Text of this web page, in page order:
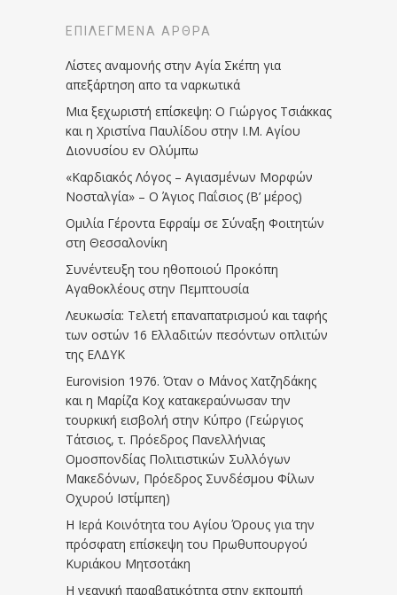
ΕΠΙΛΕΓΜΈΝΑ ΆΡΘΡΑ
Λίστες αναμονής στην Αγία Σκέπη για
απεξάρτηση απο τα ναρκωτικά
Μια ξεχωριστή επίσκεψη: Ο Γιώργος Τσιάκκας
και η Χριστίνα Παυλίδου στην Ι.Μ. Αγίου
Διονυσίου εν Ολύμπω
«Καρδιακός Λόγος – Αγιασμένων Μορφών
Νοσταλγία» – Ο Άγιος Παΐσιος (Β’ μέρος)
Ομιλία Γέροντα Εφραίμ σε Σύναξη Φοιτητών
στη Θεσσαλονίκη
Συνέντευξη του ηθοποιού Προκόπη
Αγαθοκλέους στην Πεμπτουσία
Λευκωσία: Τελετή επαναπατρισμού και ταφής
των οστών 16 Ελλαδιτών πεσόντων οπλιτών
της ΕΛΔΥΚ
Eurovision 1976. Όταν ο Μάνος Χατζηδάκης
και η Μαρίζα Κοχ κατακεραύνωσαν την
τουρκική εισβολή στην Κύπρο (Γεώργιος
Τάτσιος, τ. Πρόεδρος Πανελλήνιας
Ομοσπονδίας Πολιτιστικών Συλλόγων
Μακεδόνων, Πρόεδρος Συνδέσμου Φίλων
Οχυρού Ιστίμπεη)
Η Ιερά Κοινότητα του Αγίου Όρους για την
πρόσφατη επίσκεψη του Πρωθυπουργού
Κυριάκου Μητσοτάκη
Η νεανική παραβατικότητα στην εκπομπή